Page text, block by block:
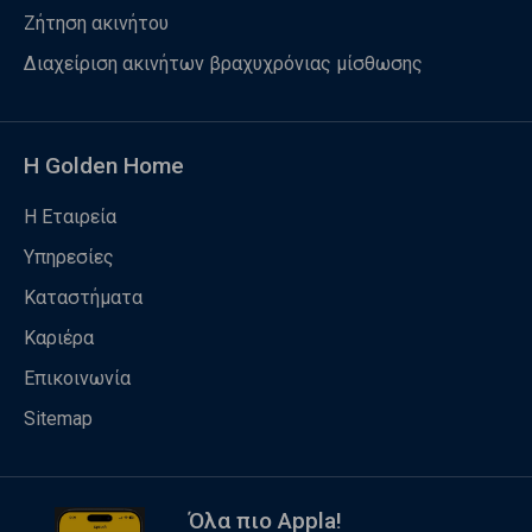
Ζήτηση ακινήτου
Διαχείριση ακινήτων βραχυχρόνιας μίσθωσης
Η Golden Home
Η Εταιρεία
Υπηρεσίες
Καταστήματα
Καριέρα
Επικοινωνία
Sitemap
Όλα πιο Appla!